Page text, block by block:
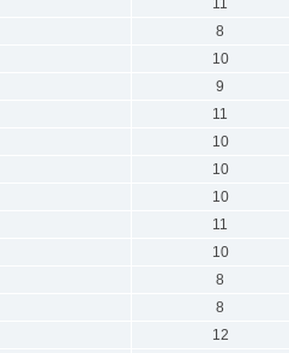
11
8
10
9
11
10
10
10
11
10
8
8
12